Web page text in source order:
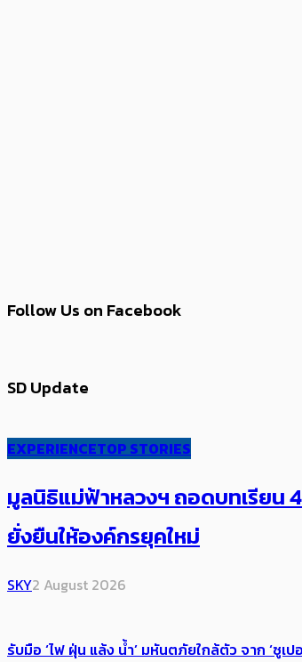
Follow Us on Facebook
SD Update
EXPERIENCETOP STORIES
มูลนิธิแม่ฟ้าหลวงฯ ถอดบทเรียน
ยั่งยืนให้องค์กรยุคใหม่
SKY2 August 2026
รับมือ ‘ไฟ ฝุ่น แล้ง น้ำ’ มหันตภัยใกล้ตัว จาก ‘ซู